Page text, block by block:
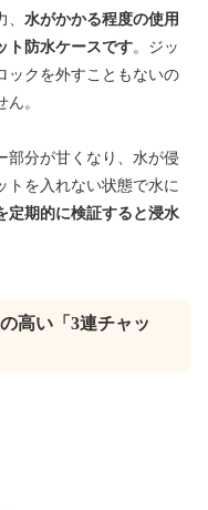
水がかかる程度の使用
ト防水ケースです。ジッ
ックを外すこともないの
。
部分が甘くなり、水が侵
トを入れない状態で水に
定期的に検証すると浸水
高い「3連チャッ